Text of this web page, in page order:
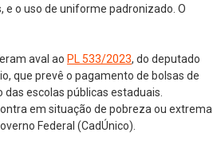
o uso de uniforme padronizado. O
aval ao PL 533/2023, do deputado
que prevê o pagamento de bolsas de
escolas públicas estaduais.
em situação de pobreza ou extrema
Federal (CadÚnico).